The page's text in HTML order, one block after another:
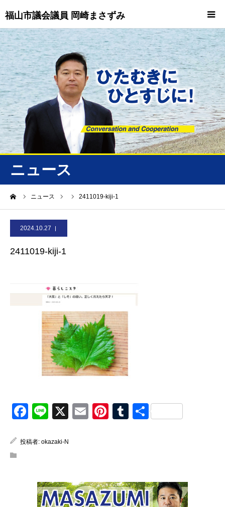
福山市議会議員 岡崎まさずみ
ニュース
ニュース 2411019-kiji-1
2024.10.27
2411019-kiji-1
Facebook
Line
X EmailPinterest
Tumblr
共
投稿者: okazaki-N
HOME
重要情報
プロフィール
ニュース/トピックス
ニュース